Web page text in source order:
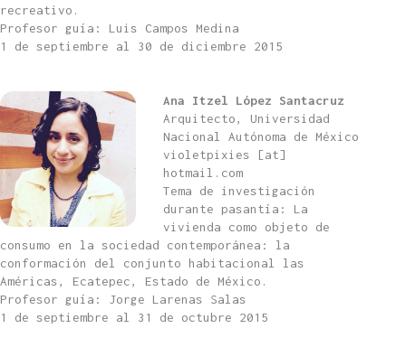
recreativo.
Profesor guía: Luis Campos Medina
1 de septiembre al 30 de diciembre 2015
Ana Itzel López Santacruz
Arquitecto, Universidad
Nacional Autónoma de México
violetpixies [at]
hotmail.com
Tema de investigación
durante pasantía: La
vivienda como objeto de
consumo en la sociedad contemporánea: la
conformación del conjunto habitacional las
Américas, Ecatepec, Estado de México.
Profesor guía: Jorge Larenas Salas
1 de septiembre al 31 de octubre 2015